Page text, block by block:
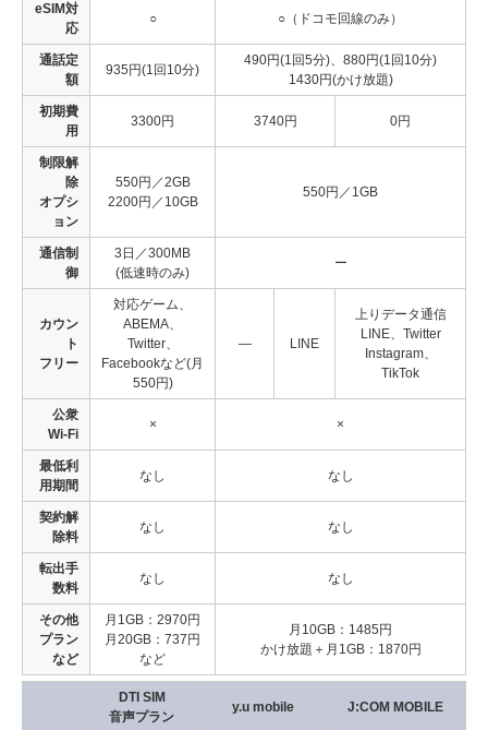
eSIM対
応
○ ○（ドコモ回線のみ）
通話定
額
935円(1回10分)
490円(1回5分)、880円(1回10分)
1430円(かけ放題)
初期費
用
3300円 3740円 0円
制限解
除
オプシ
ョン
550円／2GB
2200円／10GB
550円／1GB
通信制
御
3日／300MB
(低速時のみ)
ー
カウン
ト
フリー
対応ゲーム、
ABEMA、
Twitter、
Facebookなど(月
550円)
― LINE
上りデータ通信
LINE、Twitter
Instagram、
TikTok
公衆
Wi-Fi
× ×
最低利
用期間
なし なし
契約解
除料
なし なし
転出手
数料
なし なし
その他
プラン
など
月1GB：2970円
月20GB：737円
など
月10GB：1485円
かけ放題＋月1GB：1870円
DTI SIM
音声プラン
y.u mobile J:COM MOBILE